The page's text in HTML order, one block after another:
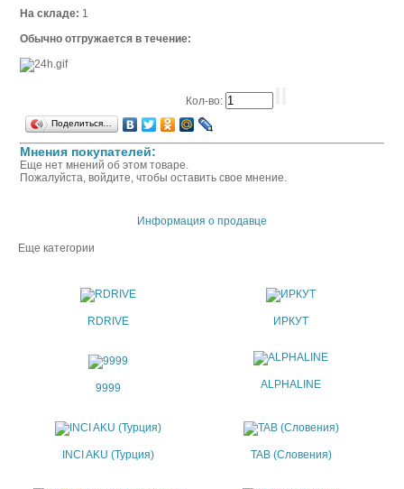
На складе: 1
Обычно отгружается в течение:
Кол-во:
Поделиться…
Мнения покупателей:
Еще нет мнений об этом товаре.
Пожалуйста, войдите, чтобы оставить свое мнение.
Информация о продавце
Еще категории
RDRIVE ИРКУТ
9999 ALPHALINE
INCI AKU (Турция) TAB (Словения)